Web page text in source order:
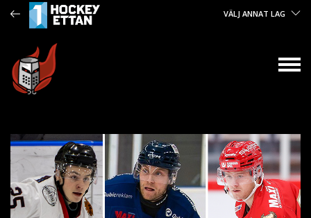
VÄLJ ANNAT LAG